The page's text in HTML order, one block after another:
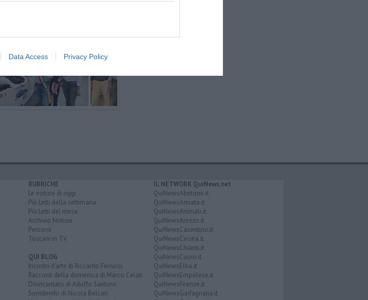
Data Access Privacy Policy
RUBRICHE
Le notizie di oggi
Più Letti della settimana
Più Letti del mese
Archivio Notizie
Persone
Toscani in TV
QUI BLOG
Incontri d'arte di Riccardo Ferrucci
Racconti della domenica di Marco Celati
Disincantato di Adolfo Santoro
Sorridendo di Nicola Belcari
IL NETWORK QuiNews.net
QuiNewsAbetone.it
QuiNewsAmiata.it
QuiNewsAnimali.it
QuiNewsArezzo.it
QuiNewsCasentino.it
QuiNewsCecina.it
QuiNewsChianti.it
QuiNewsCuoio.it
QuiNewsElba.it
QuiNewsEmpolese.it
QuiNewsFirenze.it
QuiNewsGarfagnana.it